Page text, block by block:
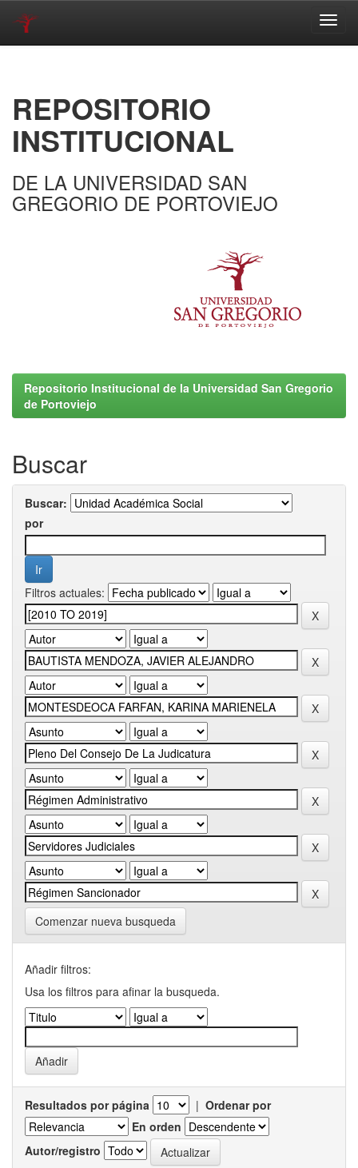
REPOSITORIO
INSTITUCIONAL
DE LA UNIVERSIDAD SAN
GREGORIO DE PORTOVIEJO
Repositorio Institucional de la Universidad San Gregorio
de Portoviejo
Buscar
Buscar:
por
Filtros actuales:
Comenzar nueva busqueda
Añadir filtros:
Usa los filtros para afinar la busqueda.
Resultados por página | Ordenar por
En orden
Autor/registro